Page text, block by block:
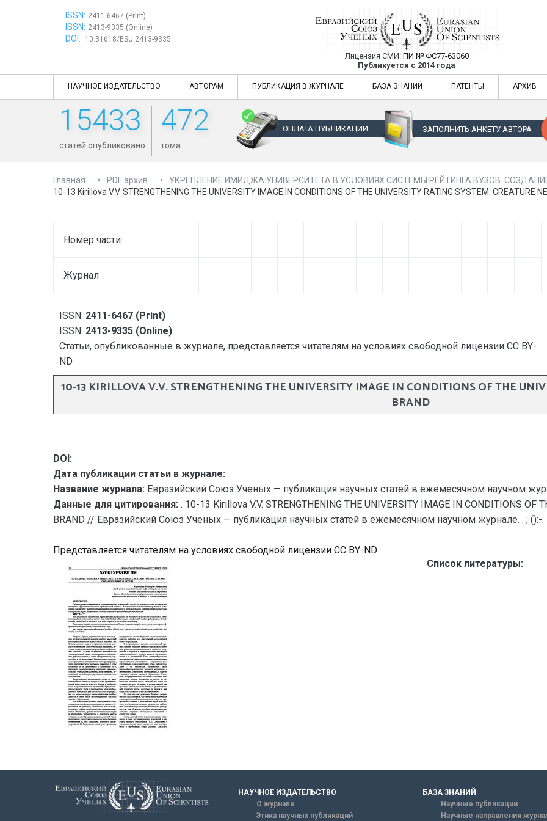
ISSN: 2411-6467 (Print)
ISSN: 2413-9335 (Online)
DOI: 10.31618/ESU.2413-9335
Евразийский Союз Ученых —
Лицензия СМИ: ПИ № ФС77-63060
Публикуется с 2014 года
Евразийский Союз Ученых — публикация научных статей в
НАУЧНОЕ ИЗДАТЕЛЬСТВО АВТОРАМ ПУБЛИКАЦИЯ В ЖУРНАЛЕ БАЗА ЗНАНИЙ ПАТЕНТЫ АРХИВ
15433
статей опубликовано
472
тома
ОПЛАТА ПУБЛИКАЦИИ ЗАПОЛНИТЬ АНКЕТУ АВТОРА
Главная PDF архив
УКРЕПЛЕНИЕ ИМИДЖА УНИВЕРСИТЕТА В УСЛОВИЯХ СИСТЕМЫ РЕЙТИНГА ВУЗОВ.
10-13 Kirillova V.V. STRENGTHENING THE UNIVERSITY IMAGE IN CONDITIONS OF THE UNIVERSITY RATING SYSTEM. CREATURE
Номер части:
Журнал
ISSN: 2411-6467 (Print)
ISSN: 2413-9335 (Online)
Статьи, опубликованные в журнале, представляется читателям на условиях свободной лицензии CC BY-
ND
10-13 KIRILLOVA V.V. STRENGTHENING THE UNIVERSITY IMAGE IN CONDITIONS OF THE
BRAND
DOI:
Дата публикации статьи в журнале:
Название журнала: Евразийский Союз Ученых — публикация научных статей в ежемесячном научном
Данные для цитирования: . 10-13 Kirillova V.V. STRENGTHENING THE UNIVERSITY IMAGE IN CONDITIONS OF
BRAND // Евразийский Союз Ученых — публикация научных статей в ежемесячном научном журнале. . ; ():-.
Представляется читателям на условиях свободной лицензии CC BY-ND
Список литературы:
НАУЧНОЕ ИЗДАТЕЛЬСТВО
О журнале
Этика научных публикаций
БАЗА ЗНАНИЙ
Научные публикации
Научные направления